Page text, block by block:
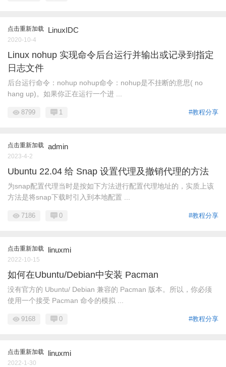
点击重新加载 LinuxIDC
2020-10-4
Linux nohup 实现命令后台运行并输出或记录到指定
日志文件
后台运行命令：nohup nohup命令：nohup是不挂断的意思( no
hang up)。如果你正在运行一个进 ...
#教程分享
8799 1
点击重新加载 admin
2023-4-2
Ubuntu 22.04 给 Snap 设置代理及撤销代理的方法
为snap配置代理当时是按如下方法进行配置代理地址的，实质上该
方法是将snap下载时引入到本地配置 ...
#教程分享
7186 0
点击重新加载 linuxmi
2022-10-15
如何在Ubuntu/Debian中安装 Pacman
没有官方的 Ubuntu/ Debian 兼容的 Pacman 版本。所以，你必须
使用一个接受 Pacman 命令的模拟 ...
#教程分享
9168 0
点击重新加载 linuxmi
2022-1-30